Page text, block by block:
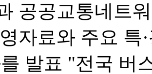
공공교통네트
자료와 주요 특
발표 "전국 버